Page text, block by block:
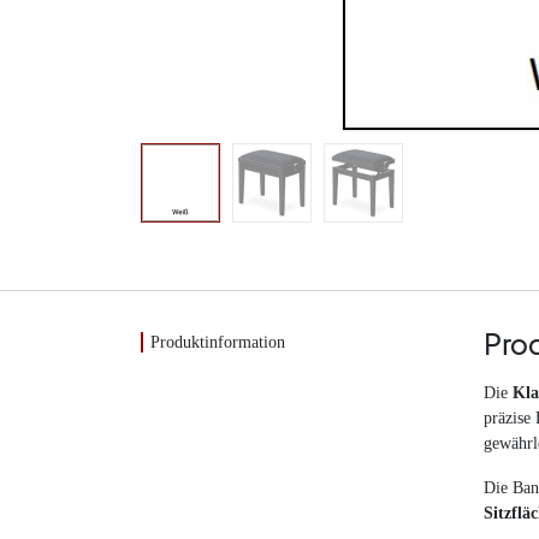
Produktinformation
Die
präzise
Die